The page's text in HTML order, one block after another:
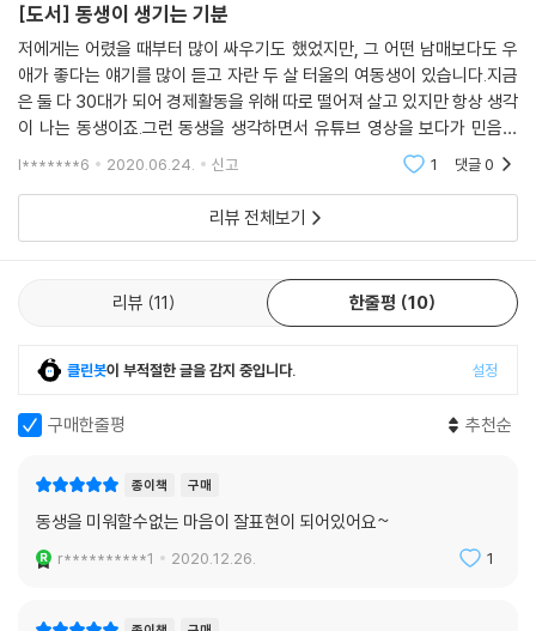
[도서] 동생이 생기는 기분
저에게는 어렸을 때부터 많이 싸우기도 했었지만, 그 어떤 남매보다도 우
애가 좋다는 얘기를 많이 듣고 자란 두 살 터울의 여동생이 있습니다.지금
은 둘 다 30대가 되어 경제활동을 위해 따로 떨어져 살고 있지만 항상 생각
이 나는 동생이죠.그런 동생을 생각하면서 유튜브 영상을 보다가 민음사
채널에서 '동생이 생기는 기분'이라는 기존의 민음사 스타일과는 다른 책
l*******6 2020.06.24. 신고 1 댓글0
리뷰 전체보기
리뷰 11 한줄평 10
클린봇이 부적절한 글을 감지 중입니다. 설정
구매한줄평 추천순
종이책 구매
동생을 미워할수없는 마음이 잘표현이 되어있어요~
r**********1 2020.12.26. 1